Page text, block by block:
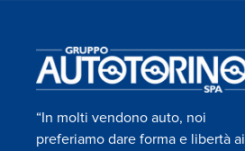
“In molti vendono auto, noi
preferiamo dare forma e libertà ai